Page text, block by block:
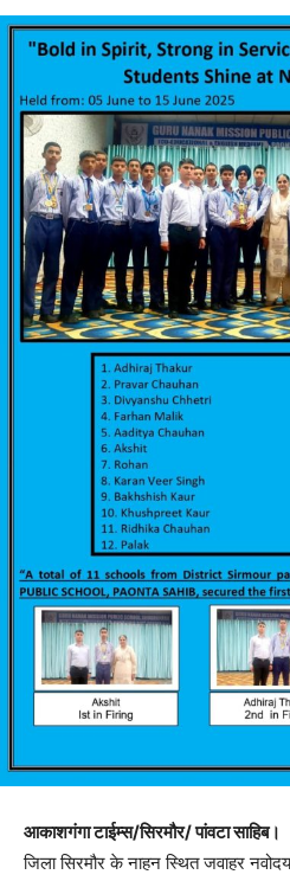
आकाशगंगा टाईम्स/सिरमौर/ पांवटा साहिब।
जिला सिरमौर के नाहन स्थित जवाहर